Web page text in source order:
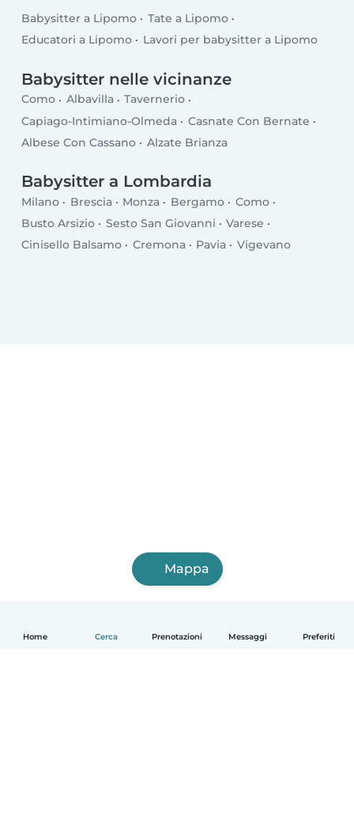
Home Cerca Prenotazioni Messaggi Preferiti
Babysitter a Lipomo
Tate a Lipomo
Educatori a Lipomo
Lavori per babysitter a Lipomo
Babysitter nelle vicinanze
Como Albavilla
Tavernerio
Capiago-Intimiano-Olmeda
Casnate Con Bernate
Albese Con Cassano
Alzate Brianza
Babysitter a Lombardia
Milano Brescia Monza Bergamo
Como
Busto Arsizio
Sesto San Giovanni
Varese
Cinisello Balsamo
Cremona Pavia Vigevano
Mappa